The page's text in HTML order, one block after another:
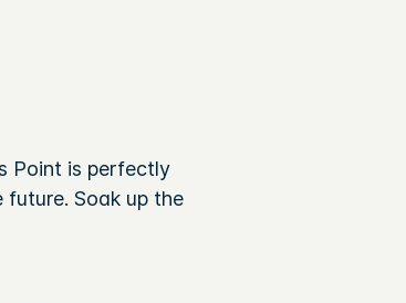
Point is perfectly
future. Soak up the